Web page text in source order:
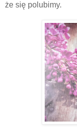
że się polubimy.